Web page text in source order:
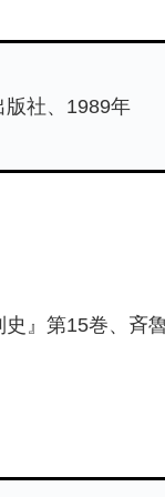
版社、1989年
史』第15巻、斉